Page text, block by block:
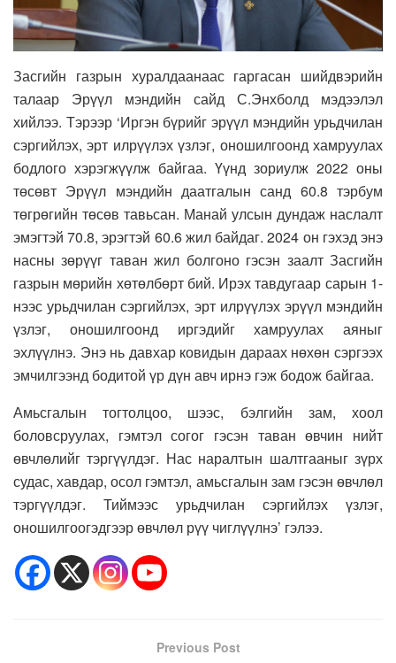
Засгийн газрын хуралдаанаас гаргасан шийдвэрийн
талаар Эрүүл мэндийн сайд С.Энхболд мэдээлэл
хийлээ. Тэрээр ‘Иргэн бүрийг эрүүл мэндийн урьдчилан
сэргийлэх, эрт илрүүлэх үзлэг, оношилгоонд хамруулах
бодлого хэрэгжүүлж байгаа. Үүнд зориулж 2022 оны
төсөвт Эрүүл мэндийн даатгалын санд 60.8 тэрбум
төгрөгийн төсөв тавьсан. Манай улсын дундаж наслалт
эмэгтэй 70.8, эрэгтэй 60.6 жил байдаг. 2024 он гэхэд энэ
насны зөрүүг таван жил болгоно гэсэн заалт Засгийн
газрын мөрийн хөтөлбөрт бий. Ирэх тавдугаар сарын 1-
нээс урьдчилан сэргийлэх, эрт илрүүлэх эрүүл мэндийн
үзлэг, оношилгоонд иргэдийг хамруулах аяныг
эхлүүлнэ. Энэ нь давхар ковидын дараах нөхөн сэргээх
эмчилгээнд бодитой үр дүн авч ирнэ гэж бодож байгаа.
Амьсгалын тогтолцоо, шээс, бэлгийн зам, хоол
боловсруулах, гэмтэл согог гэсэн таван өвчин нийт
өвчлөлийг тэргүүлдэг. Нас наралтын шалтгааныг зүрх
судас, хавдар, осол гэмтэл, амьсгалын зам гэсэн өвчлөл
тэргүүлдэг. Тиймээс урьдчилан сэргийлэх үзлэг,
оношилгоогэдгээр өвчлөл рүү чиглүүлнэ’ гэлээ.
Previous Post